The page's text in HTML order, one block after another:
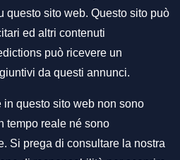
questo sito web. Questo sito può
ed altri contenuti
può ricevere un
da questi annunci.
in questo sito web non sono
tempo reale né sono
Si prega di consultare la nostra